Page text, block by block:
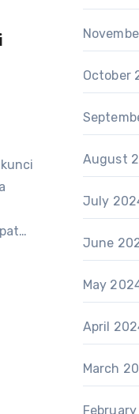
October
August
July
June
May
April
March